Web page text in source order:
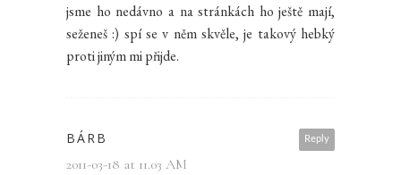
jsme ho nedávno a na stránkách ho ještě mají,
seženeš :) spí se v něm skvěle, je takový hebký
proti jiným mi přijde.
Reply
BÁRB
2011-03-18 at 11.03 AM